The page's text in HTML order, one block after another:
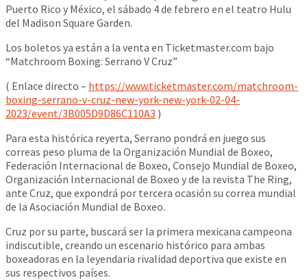
Puerto Rico y México, el sábado 4 de febrero en el teatro Hulu
del Madison Square Garden.
Los boletos ya están a la venta en Ticketmaster.com bajo
“Matchroom Boxing: Serrano V Cruz”
( Enlace directo – https://www.ticketmaster.com/matchroom-
boxing-serrano-v-cruz-new-york-new-york-02-04-
2023/event/3B005D9D86C110A3 )
Para esta histórica reyerta, Serrano pondrá en juego sus
correas peso pluma de la Organización Mundial de Boxeo,
Federación Internacional de Boxeo, Consejo Mundial de Boxeo,
Organización Internacional de Boxeo y de la revista The Ring,
ante Cruz, que expondrá por tercera ocasión su correa mundial
de la Asociación Mundial de Boxeo.
Cruz por su parte, buscará ser la primera mexicana campeona
indiscutible, creando un escenario histórico para ambas
boxeadoras en la leyendaria rivalidad deportiva que existe en
sus respectivos países.